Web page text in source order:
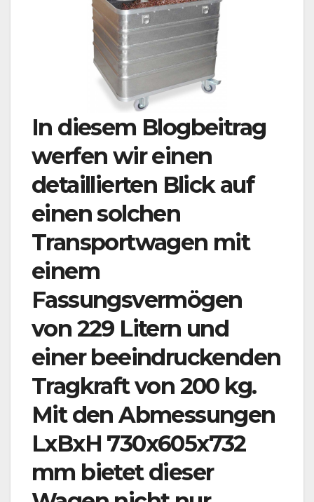
In diesem Blogbeitrag
werfen wir einen
detaillierten Blick auf
einen solchen
Transportwagen mit
einem
Fassungsvermögen
von 229 Litern und
einer beeindruckenden
Tragkraft von 200 kg.
Mit den Abmessungen
LxBxH 730x605x732
mm bietet dieser